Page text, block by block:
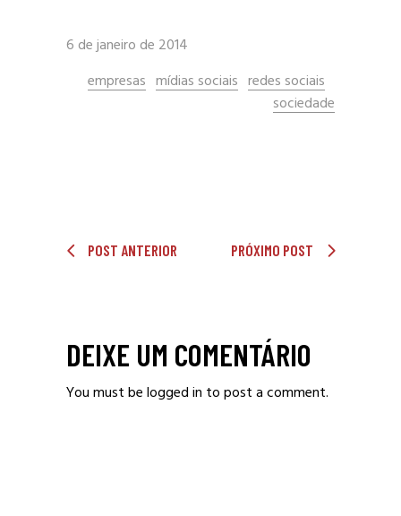
6 de janeiro de 2014
empresas mídias sociais redes sociais
sociedade
POST ANTERIOR PRÓXIMO POST
DEIXE UM COMENTÁRIO
You must be logged in to post a comment.